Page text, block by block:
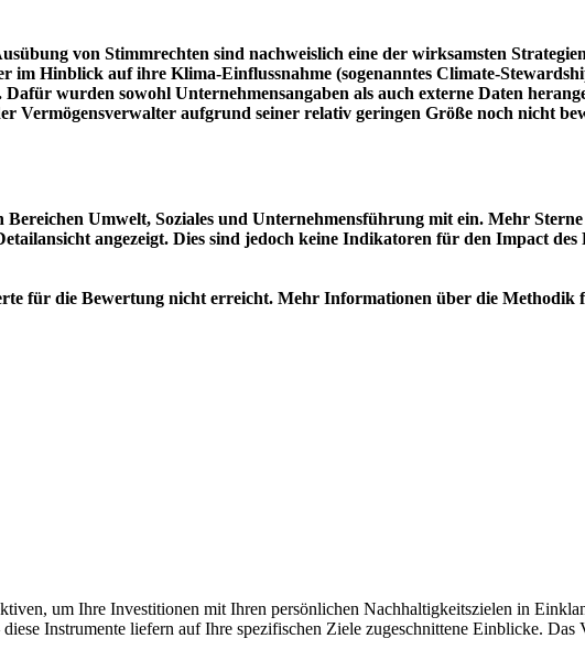
von Stimmrechten sind nachweislich eine der wirksamsten
Hinblick auf ihre Klima-Einflussnahme (sogenanntes Climate-
wurden sowohl Unternehmensangaben als auch externe Daten
Vermögensverwalter aufgrund seiner relativ geringen Größe noch nicht
Umwelt, Soziales und Unternehmensführung mit ein. Mehr Sterne
angezeigt. Dies sind jedoch keine Indikatoren für den Impact
für die Bewertung nicht erreicht. Mehr Informationen über die Methodik
um Ihre Investitionen mit Ihren persönlichen Nachhaltigkeitszielen in
Instrumente liefern auf Ihre spezifischen Ziele zugeschnittene Einblicke. Das